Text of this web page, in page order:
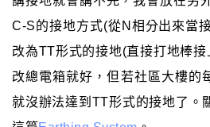
C-S的接地方式(從N相分出來當
改為TT形式的接地(直接打地棒
改總電箱就好，但若社區大樓的
就沒辦法達到TT形式的接地了。